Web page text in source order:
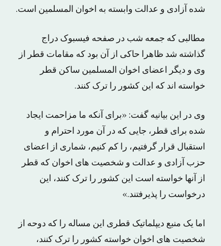
شده آزادی و عدالت وابسته به اخوان المسلمین است.
مطالبی که جمعه شب در صفحه فیسبوک دراج
گذاشته شد ظاهرا حاکی از آن بود که مقامات قطر از
وی و دیگر اعضای اخوان المسلمین ساکن قطر
خواسته اند که این کشور را ترک کنند.
وی در این بیانیه گفت: «برای آنکه ما مزاحمت ایجاد
شده برای قطر، جایی که در آن مورد احترام و
استقبال قرار گرفتیم، را کم کنیم، شماری از اعضای
حزب آزادی و عدالت و شخصیت های اخوان که قطر
از آنها خواسته است این کشور را ترک کنند، این
درخواست را پذیرفتند.»
اما یک منبع دیپلماتیک قطری این مساله را که دوحه از
شخصیت های اخوان خواسته کشور را ترک کنند،